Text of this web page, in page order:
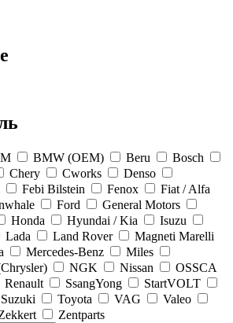
BMW (OEM) Beru
Bosch
Chery Cworks
Denso
Febi Bilstein Fenox
Fiat / Alfa
Ford
General Motors
Honda Hyundai / Kia
Isuzu
Lada Land Rover
Magneti Marelli
Mercedes-Benz
Miles
NGK Nissan
OSSCA
Renault SsangYong
StartVOLT
Suzuki Toyota VAG
Valeo
Zentparts